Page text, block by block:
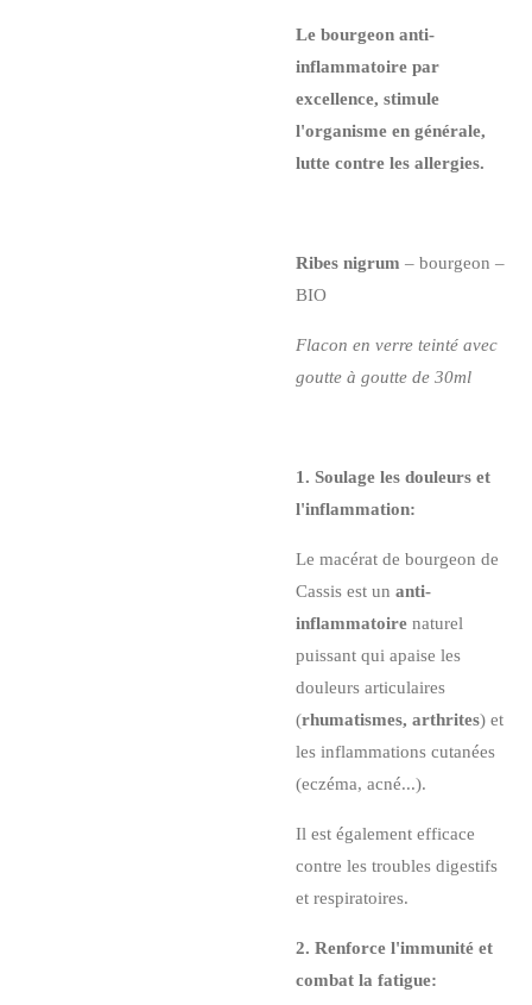
Le bourgeon anti-
inflammatoire par
excellence, stimule
l'organisme en générale,
lutte contre les allergies.
Ribes nigrum – bourgeon –
BIO
Flacon en verre teinté avec
goutte à goutte de 30ml
1. Soulage les douleurs et
l'inflammation:
Le macérat de bourgeon de
Cassis est un anti-
inflammatoire naturel
puissant qui apaise les
douleurs articulaires
(rhumatismes, arthrites) et
les inflammations cutanées
(eczéma, acné...).
Il est également efficace
contre les troubles digestifs
et respiratoires.
2. Renforce l'immunité et
combat la fatigue: